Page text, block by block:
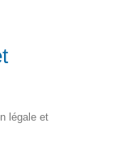
légale et